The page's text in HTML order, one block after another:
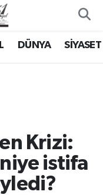
DÜNYA SİYASET
Krizi:
istifa